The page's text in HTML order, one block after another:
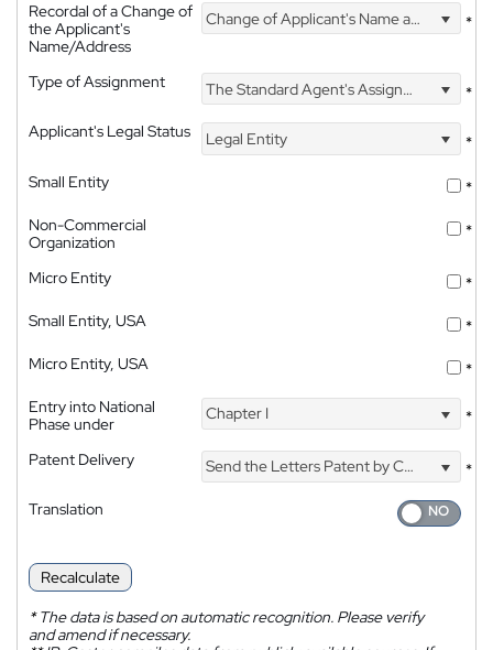
Recordal of a Change of
the Applicant's
Name/Address
Change of Applicant's Name and Address *
Type of Assignment The Standard Agent's Assignment
*
Applicant's Legal Status
Legal Entity
*
Small Entity
*
Non-Commercial
Organization
*
Micro Entity
*
Small Entity, USA
*
Micro Entity, USA
*
Entry into National
Phase under
Chapter I *
Patent Delivery Send the Letters Patent by Courier
*
Translation
Recalculate
*The data is based on automatic recognition. Please verify
and amend if necessary.